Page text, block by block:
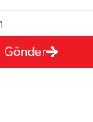
Gönder